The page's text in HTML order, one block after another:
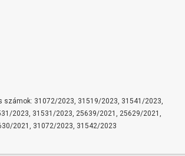
számok: 31072/2023, 31519/2023, 31541/2023,
2023, 31531/2023, 25639/2021, 25629/2021,
2021, 31072/2023, 31542/2023